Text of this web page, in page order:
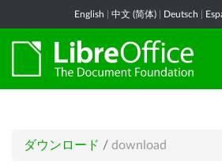
English 中文 (简体) Deutsch
ダウンロード / download